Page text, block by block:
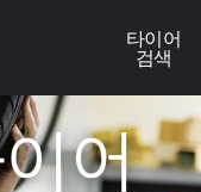
타이어
검색
어